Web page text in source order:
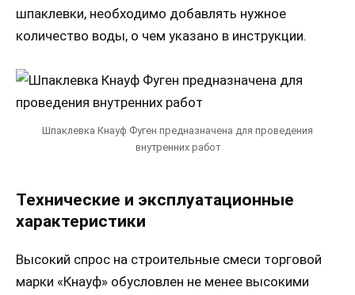
шпаклевки, необходимо добавлять нужное
количество воды, о чем указано в инструкции.
Шпаклевка Кнауф Фуген предназначена для проведения
внутренних работ
Технические и эксплуатационные
характеристики
Высокий спрос на строительные смеси торговой
марки «Кнауф» обусловлен не менее высокими